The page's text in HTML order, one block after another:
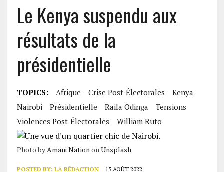
Le Kenya suspendu aux
résultats de la
présidentielle
TOPICS: Afrique Crise Post-Électorales
Kenya
Nairobi
Présidentielle Raila Odinga
Tensions
Violences Post-Électorales
William Ruto
Photo byAmani NationonUnsplash
POSTED BY: LA RÉDACTION 15 AOÛT 2022